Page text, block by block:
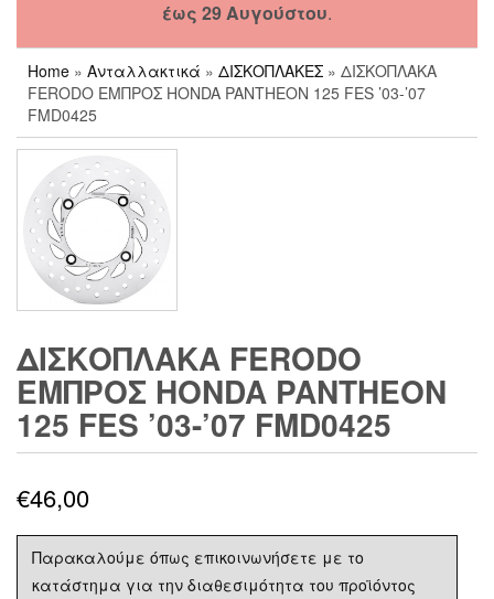
έως 29 Αυγούστου.
Home » Ανταλλακτικά » ΔΙΣΚΟΠΛΑΚΕΣ » ΔΙΣΚΟΠΛΑΚΑ
FERODO ΕΜΠΡΟΣ HONDA PANTHEON 125 FES ’03-’07
FMD0425
ΔΙΣΚΟΠΛΑΚΑ FERODO
ΕΜΠΡΟΣ HONDA PANTHEON
125 FES ’03-’07 FMD0425
€46,00
Παρακαλούμε όπως επικοινωνήσετε με το
κατάστημα για την διαθεσιμότητα του προϊόντος